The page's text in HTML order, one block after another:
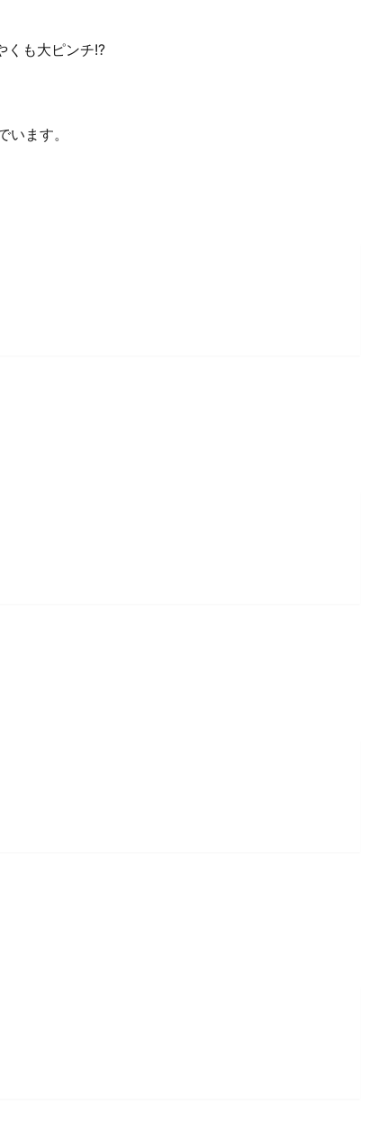
くも大ピンチ!?
います。